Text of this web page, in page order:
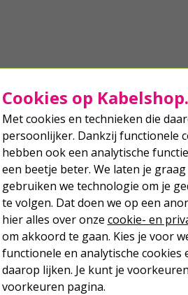
Cookies op
Met cookies en technieken die
persoonlijker. Dankzij functionele
hebben ook een analytische
een beetje beter. We laten je
gebruiken we technologie om je
te volgen. Dat doen we op een
hier alles over onze cookie- en
om akkoord te gaan. Kies je voor
functionele en analytische
daarop lijken. Je kunt je
voorkeuren pagina.